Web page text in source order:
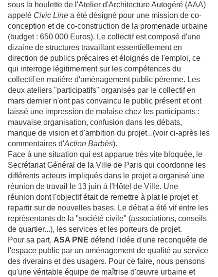
sous la houlette de l'Atelier d'Architecture Autogéré (AAA)
appelé Civic Line a été désigné pour une mission de co-
conception et de co-construction de la promenade urbaine
(budget : 650 000 Euros). Le collectif est composé d'une
dizaine de structures travaillant essentiellement en
direction de publics précaires et éloignés de l'emploi, ce
qui interroge légitimement sur les compétences du
collectif en matière d'aménagement public pérenne. Les
deux ateliers "participatifs" organisés par le collectif en
mars dernier n'ont pas convaincu le public présent et ont
laissé une impression de malaise chez les participants :
mauvaise organisation, confusion dans les débats,
manque de vision et d'ambition du projet...(voir ci-après les
commentaires d'Action Barbès).
Face à une situation qui est apparue très vite bloquée, le
Secrétariat Général de la Ville de Paris qui coordonne les
différents acteurs impliqués dans le projet a organisé une
réunion de travail le 13 juin à l'Hôtel de Ville. Une
réunion dont l'objectif était de remettre à plat le projet et
repartir sur de nouvelles bases. Le débat a été vif entre les
représentants de la "société civile" (associations, conseils
de quartier...), les services et les porteurs de projet.
Pour sa part, ASA PNE défend l'idée d'une reconquête de
l'espace public par un aménagement de qualité au service
des riverains et des usagers. Pour ce faire, nous pensons
qu'une véritable équipe de maîtrise d'œuvre urbaine et